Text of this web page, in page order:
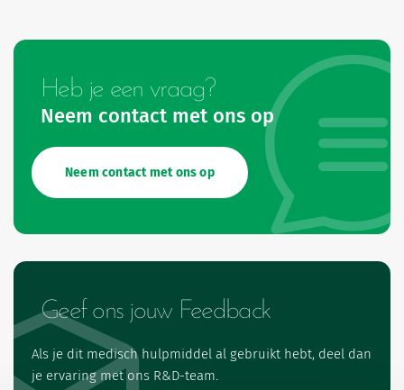
Heb je een vraag?
Neem contact met ons op
Neem contact met ons op
Geef ons jouw Feedback
Als je dit medisch hulpmiddel al gebruikt hebt, deel dan
je ervaring met ons R&D-team.